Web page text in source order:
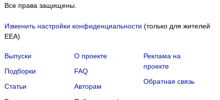
Все права защищены.
Изменить настройки конфиденциальности (только для жителей
EEA)
Выпуски
Подборки
Статьи
О проекте
FAQ
Авторам
Реклама на
проекте
Обратная связь